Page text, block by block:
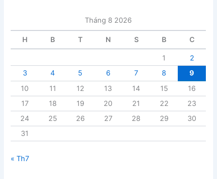
Tháng 8 2026
H B T N S B C
1
2
3
4 5 6 7 8
9
10
11 12 13 14 15
16
17
18 19 20 21 22
23
24
25 26 27 28 29
30
31
« Th7